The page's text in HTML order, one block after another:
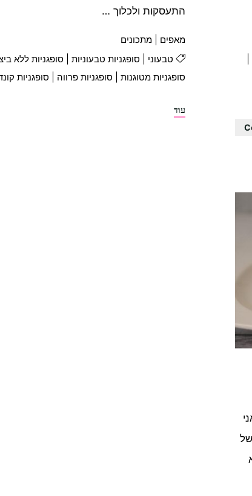
התעסקות ולכלוך …
מאפים
מתכונים
טבעוני
סופגניות טבעוניות סופגניות ללא
סופגניות מטוגנות
סופגניות פרווה סופגניות
עוד"סופגניות